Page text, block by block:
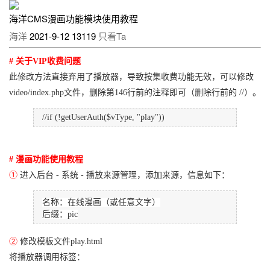
海洋CMS漫画功能模块使用教程
海洋2021-9-12 13119 只看Ta
# 关于VIP收费问题
此修改方法直接弃用了播放器，导致按集收费功能无效，可以修改
video/index.php文件，删除第146行前的注释即可（删除行前的 //）。
//if (!getUserAuth($vType, "play"))
# 漫画功能使用教程
① 进入后台 - 系统 - 播放来源管理， 添加来源，信息如下：
名称：在线漫画（或任意文字）
后缀：pic
② 修改模板文件play.html
将播放器调用标签：